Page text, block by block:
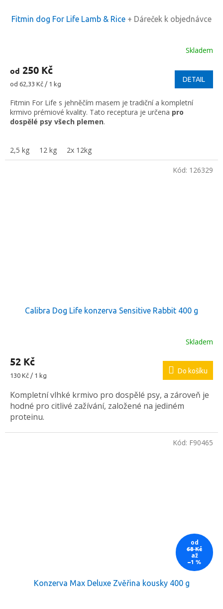
Fitmin dog For Life Lamb & Rice + Dáreček k objednávce
Skladem
od 250 Kč
Měrná
od 62,33 Kč / 1 kg
DETAIL
Fitmin For Life s jehněčím masem je tradiční a kompletní
krmivo prémiové kvality. Tato receptura je určena pro
dospělé psy všech plemen.
2,5 kg 12 kg 2x 12kg
Calibra Dog Life konzerva Sensitive Rabbit 400 g
Skladem
52 Kč
Měrná
130 Kč / 1 kg
Do košíku
Kompletní vlhké krmivo pro dospělé psy, a zároveň je
hodné pro citlivé zažívání, založené na jediném
proteinu.
Kód: 126329
od
68 Kč
až
–1 %
Konzerva Max Deluxe Zvěřina kousky 400 g
Kód: F90465